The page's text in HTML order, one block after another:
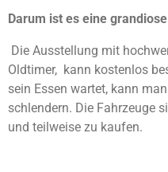
Darum ist es eine
Die Ausstellung mit
Oldtimer, kann kostenlos
sein Essen wartet, kann
schlendern. Die Fahrzeuge
und teilweise zu kaufen.